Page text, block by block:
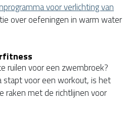
voor verlichting van
over oefeningen in warm water
ruilen voor een zwembroek?
stapt voor een workout, is het
raken met de richtlijnen voor